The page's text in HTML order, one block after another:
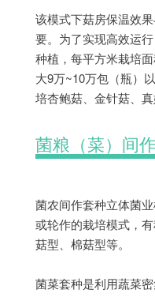
该模式下菇房保温效
要。为了实现高效运
种植，每平方米栽培
大9万~10万包（瓶）
培杏鲍菇、金针菇、
菌粮（菜）间
菌农间作套种立体菌
或轮作的栽培模式，
菇型、棉菇型等。
菌菜套种是利用蔬菜